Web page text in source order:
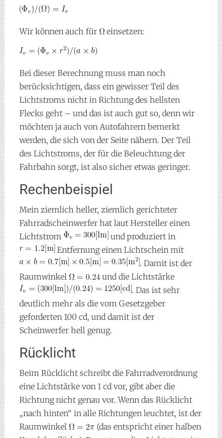
Wir können auch für einsetzen:
Bei dieser Berechnung muss man noch
berücksichtigen, dass ein gewisser Teil des
Lichtstroms nicht in Richtung des hellsten
Flecks geht – und das ist auch gut so, denn wir
möchten ja auch von Autofahrern bemerkt
werden, die sich von der Seite nähern. Der Teil
des Lichtstroms, der für die Beleuchtung der
Fahrbahn sorgt, ist also sicher etwas geringer.
Rechenbeispiel
Mein ziemlich heller, ziemlich gerichteter
Fahrradscheinwerfer hat laut Hersteller einen
Lichtstrom
und produziert in
Entfernung einen Lichtschein mit
. Damit ist der
Raumwinkel
und die Lichtstärke
. Das ist sehr
deutlich mehr als die vom Gesetzgeber
geforderten 100 cd, und damit ist der
Scheinwerfer hell genug.
Rücklicht
Beim Rücklicht schreibt die Fahrradverordnung
eine Lichtstärke von 1 cd vor, gibt aber die
Richtung nicht genau vor. Wenn das Rücklicht
„nach hinten“ in alle Richtungen leuchtet, ist der
Raumwinkel
(das entspricht einer halben